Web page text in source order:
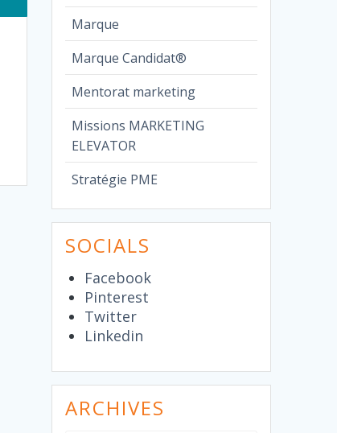
Marque
Marque Candidat®
Mentorat marketing
Missions MARKETING
ELEVATOR
Stratégie PME
SOCIALS
Facebook
Pinterest
Twitter
Linkedin
ARCHIVES